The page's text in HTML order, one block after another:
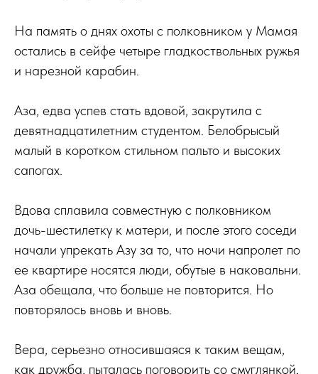
На память о днях охоты с полковником у Мамая
остались в сейфе четыре гладкоствольных ружья
и нарезной карабин.
Аза, едва успев стать вдовой, закрутила с
девятнадцатилетним студентом. Белобрысый
малый в коротком стильном пальто и высоких
сапогах.
Вдова сплавила совместную с полковником
дочь-шестилетку к матери, и после этого соседи
начали упрекать Азу за то, что ночи напролет по
ее квартире носятся люди, обутые в наковальни.
Аза обещала, что больше не повторится. Но
повторялось вновь и вновь.
Вера, серьезно относившаяся к таким вещам,
как дружба, пыталась поговорить со смуглянкой,